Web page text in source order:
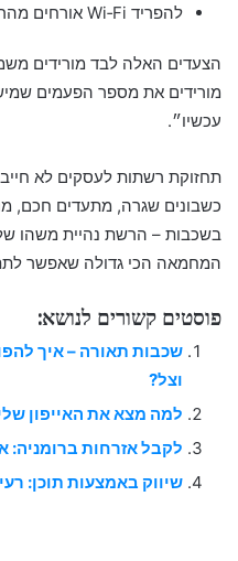
להפריד Wi‑Fi אורחים מהרשת הפנימית.
הצעדים האלה לבד מורידים
מורידים את מספר הפעמים
עכשיו״.
תחזוקת רשתות לעסקים לא
כשבונים שגרה, מתעדים חכם,
בשכבות – הרשת נהיית משהו
המחמאה הכי גדולה שאפשר
פוסטים קשורים לנושא:
שכבות תאורה – איך
וצל?
למה מצא את האייפון
לקבל אזרחות ברומניה:
שיווק באמצעות תוכן: